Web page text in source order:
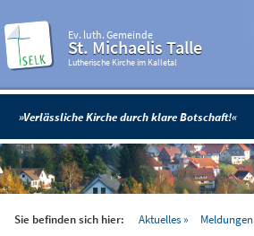
Ev. luth. Gemeinde
St. Michaelis Talle
Lutherische Kirche im Kalletal
»Verlässliche Kirche durch klare Botschaft!«
Sie befinden sich hier: Aktuelles Meldungen